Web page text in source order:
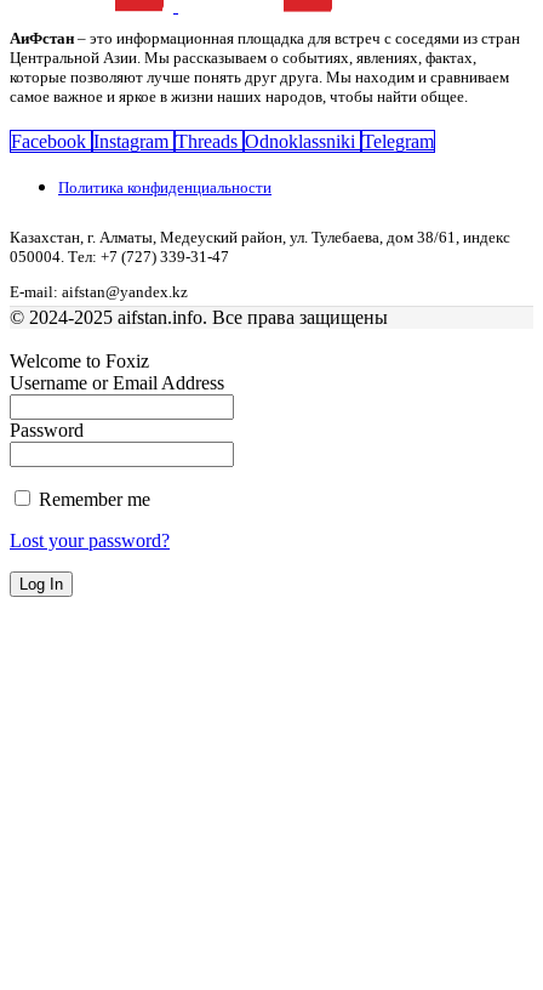
АиФстан – это информационная площадка для встреч с соседями из стран
Центральной Азии. Мы рассказываем о событиях, явлениях, фактах,
которые позволяют лучше понять друг друга. Мы находим и сравниваем
самое важное и яркое в жизни наших народов, чтобы найти общее.
Facebook Instagram Threads Odnoklassniki Telegram
Политика конфиденциальности
Казахстан, г. Алматы, Медеуский район, ул. Тулебаева, дом 38/61, индекс
050004. Тел: +7 (727) 339-31-47
E-mail: aifstan@yandex.kz
© 2024-2025 aifstan.info. Все права защищены
Welcome to Foxiz
Username or Email Address
Password
Remember me
Lost your password?